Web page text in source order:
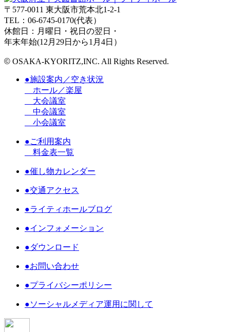
〒577-0011 東大阪市荒本北1-2-1
TEL：06-6745-0170(代表）
休館日：月曜日・祝日の翌日・
年末年始(12月29日から1月4日）
© OSAKA-KYORITZ,INC. All Rights Reserved.
●施設案内／空き状況
ホール／楽屋
大会議室
中会議室
小会議室
●ご利用案内
料金表一覧
●催し物カレンダー
●交通アクセス
●ライティホールブログ
●インフォメーション
●ダウンロード
●お問い合わせ
●プライバシーポリシー
●ソーシャルメディア運用に関して